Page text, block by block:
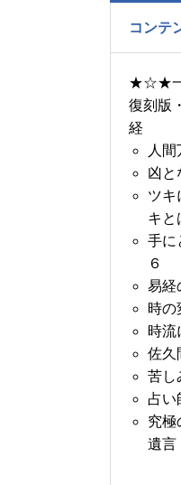
コンテ
★☆★一
復刻版
経
人
凶と
ツキ
キと
手に
６
易経
時の
時
佐久
苦し
占い
究極
遺言